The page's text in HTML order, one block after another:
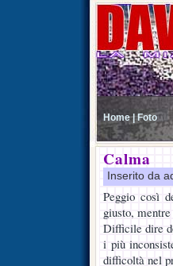
Home | Foto
Calma
Inserito da
Peggio così
giusto,
Difficile dire
i più
difficoltà nel